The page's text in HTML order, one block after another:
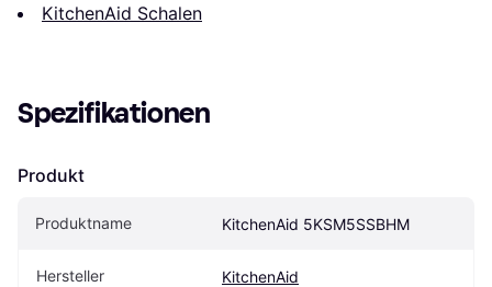
KitchenAid Schalen
Spezifikationen
Produkt
Produktname KitchenAid 5KSM5SSBHM
Hersteller KitchenAid